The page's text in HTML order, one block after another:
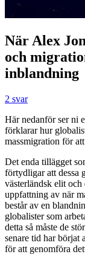
När Alex
och
inblandning
2 svar
Här nedanför ser ni
förklarar hur
massmigration för
Det enda tillägget
förtydligar att dessa
västerländsk elit
uppfattning av när
består av en
globalister som
detta så måste de
senare tid har börjat
för att genomföra